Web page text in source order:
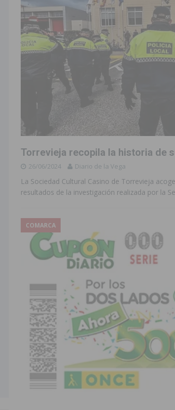
alerta del riesgo de incendios e inundaciones por el
el desdoblamiento de la CV-95, clave para Torrevieja
para dar comienzo a sus Fiestas 2026
de gala para la coronación de la Corte 2026
BIGASTRO
con éxito las Fiestas de las Urbanizaciones de Ciudad
la programación de sus Fiestas Patronales en honor a la
una nueva prórroga de la ORA en Orihuela ‘sin mejoras ni
con un balance histórico y consolida a Dolores como
los objetivos de ‘Refluye Mi Río’ y recibirá 3,3 millones de la
un concierto sinfónico de la Orquesta de Jóvenes de la
Torrevieja recopila la historia de
26/06/2024 Diario de la Vega
La Sociedad Cultural Casino de Torrevieja
resultados de la investigación realizada por la
COMARCA